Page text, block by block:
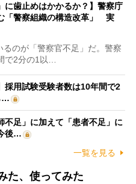
に歯止めはかかるか？】警察庁
「警察組織の構造改革」 実
のが「警察官不足」だ。警察
で2分の1以…
採用試験受験者数は10年間で2
…
不足」に加えて「患者不足」に
後…
一覧を見る
た、使ってみた